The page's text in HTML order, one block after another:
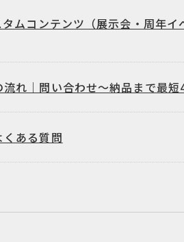
ムコンテンツ（展示会・周年イ
れ｜問い合わせ〜納品まで最短
ある質問